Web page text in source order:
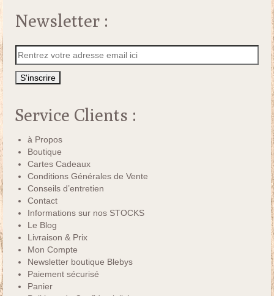
Newsletter :
Service Clients :
à Propos
Boutique
Cartes Cadeaux
Conditions Générales de Vente
Conseils d’entretien
Contact
Informations sur nos STOCKS
Le Blog
Livraison & Prix
Mon Compte
Newsletter boutique Blebys
Paiement sécurisé
Panier